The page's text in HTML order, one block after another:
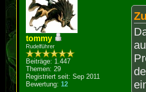
tommy
Rudelführer
Beiträge: 1.447
Themen: 29
Registriert seit: Sep 2011
Bewertung:12